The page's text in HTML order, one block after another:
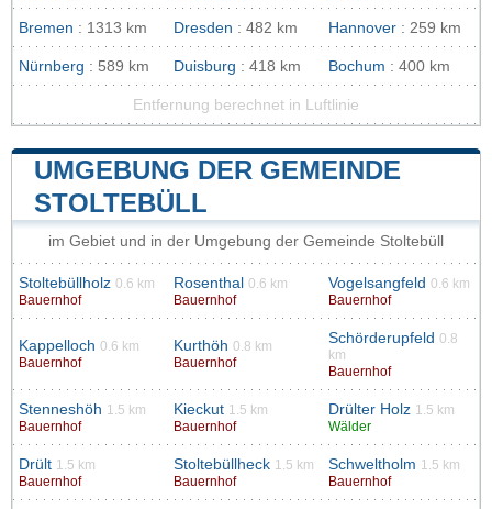
Bremen : 1313 km Dresden : 482 km Hannover : 259 km
Nürnberg : 589 km Duisburg : 418 km Bochum : 400 km
Entfernung berechnet in Luftlinie
UMGEBUNG DER GEMEINDE
STOLTEBÜLL
im Gebiet und in der Umgebung der Gemeinde Stoltebüll
Stoltebüllholz 0.6 km
Bauernhof
Rosenthal 0.6 km
Bauernhof
Vogelsangfeld 0.6 km
Bauernhof
Kappelloch 0.6 km
Bauernhof
Kurthöh 0.8 km
Bauernhof
Schörderupfeld 0.8
km
Bauernhof
Stenneshöh 1.5 km
Bauernhof
Kieckut 1.5 km
Bauernhof
Drülter Holz 1.5 km
Wälder
Drült 1.5 km
Bauernhof
Stoltebüllheck 1.5 km
Bauernhof
Schweltholm 1.5 km
Bauernhof